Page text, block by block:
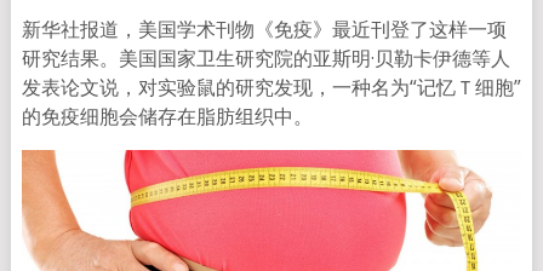
新华社报道，美国学术刊物《免疫》最近刊登了这样一项
研究结果。美国国家卫生研究院的亚斯明·贝勒卡伊德等人
发表论文说，对实验鼠的研究发现，一种名为“记忆Ｔ细胞”
的免疫细胞会储存在脂肪组织中。